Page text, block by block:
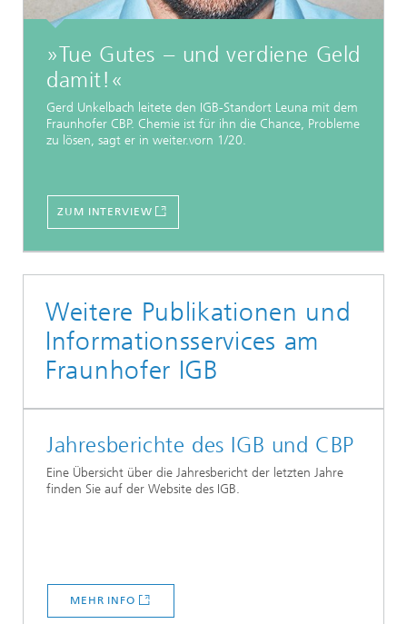
»Tue Gutes − und verdiene Geld
damit!«
Gerd Unkelbach leitete den IGB-Standort Leuna mit dem
Fraunhofer CBP. Chemie ist für ihn die Chance, Probleme
zu lösen, sagt er in weiter.vorn 1/20.
ZUM INTERVIEW
Weitere Publikationen und
Informationsservices am
Fraunhofer IGB
Jahresberichte des IGB und CBP
Eine Übersicht über die Jahresbericht der letzten Jahre
finden Sie auf der Website des IGB.
MEHR INFO